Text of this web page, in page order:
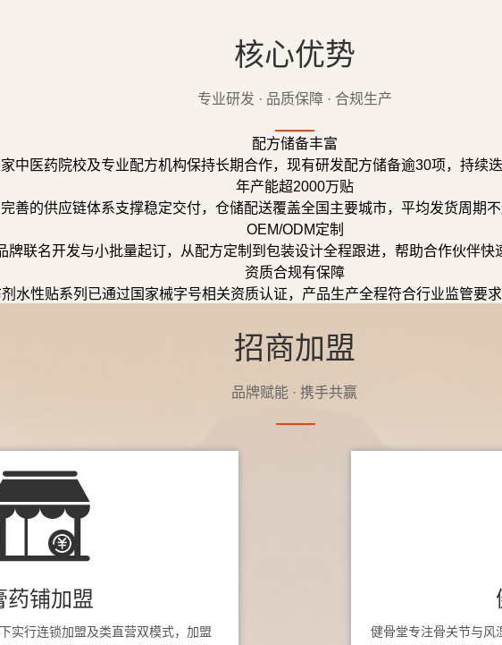
核心优势
专业研发 · 品质保障 · 合规生产
配方储备丰富
中医药院校及专业配方机构保持长期合作，现有研发配方储备逾30项，持续迭
年产能超2000万贴
完善的供应链体系支撑稳定交付，仓储配送覆盖全国主要城市，平均发货周期不
OEM/ODM定制
牌联名开发与小批量起订，从配方定制到包装设计全程跟进，帮助合作伙伴快
资质合规有保障
剂水性贴系列已通过国家械字号相关资质认证，产品生产全程符合行业监管要求
招商加盟
品牌赋能 · 携手共赢
药铺加盟
实行连锁加盟及类直营双模式，加盟
健骨堂专注骨关节与风